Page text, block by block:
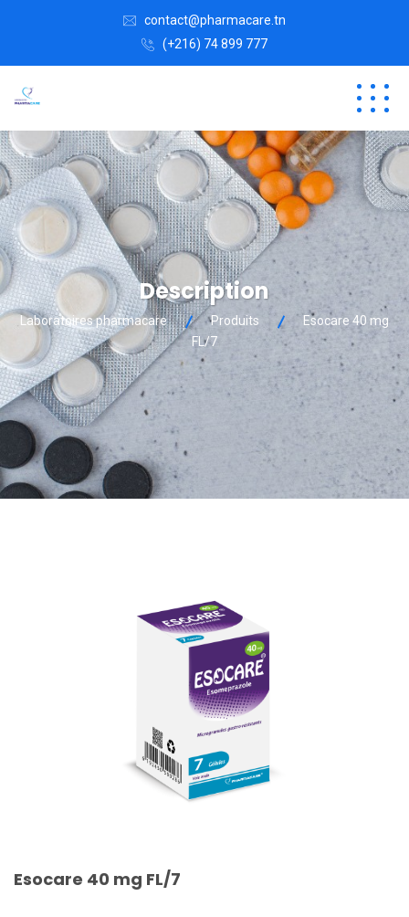
contact@pharmacare.tn
(+216) 74 899 777
Description
Laboratoires pharmacare Produits
Esocare 40 mg
FL/7
Esocare 40 mg FL/7